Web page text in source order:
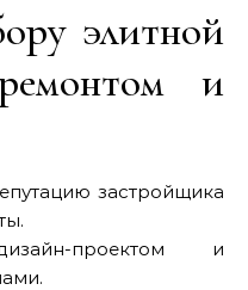
элитной
и
застройщика
проектом и